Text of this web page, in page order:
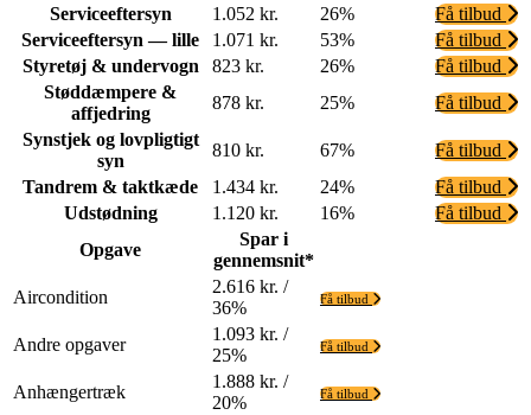
Serviceeftersyn
1.052 kr. 26%
Få tilbud
Serviceeftersyn — lille
1.071 kr. 53%
Få tilbud
Styretøj & undervogn
823 kr. 26%
Få tilbud
Støddæmpere &
affjedring
878 kr. 25%
Få tilbud
Synstjek og lovpligtigt
syn
810 kr. 67%
Få tilbud
Tandrem & taktkæde
1.434 kr. 24%
Få tilbud
Udstødning
1.120 kr. 16%
Få tilbud
Opgave
Spar i
gennemsnit*
Aircondition
2.616 kr. /
36%
Få tilbud
Andre opgaver
1.093 kr. /
25%
Få tilbud
Anhængertræk
1.888 kr. /
20%
Få tilbud